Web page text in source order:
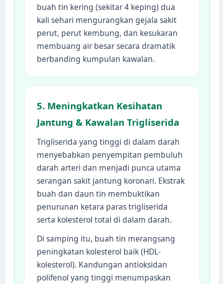
buah tin kering (sekitar 4 keping) dua
kali sehari mengurangkan gejala sakit
perut, perut kembung, dan kesukaran
membuang air besar secara dramatik
berbanding kumpulan kawalan.
5. Meningkatkan Kesihatan
Jantung & Kawalan Trigliserida
Trigliserida yang tinggi di dalam darah
menyebabkan penyempitan pembuluh
darah arteri dan menjadi punca utama
serangan sakit jantung koronari. Ekstrak
buah dan daun tin membuktikan
penurunan ketara paras trigliserida
serta kolesterol total di dalam darah.
Di samping itu, buah tin merangsang
peningkatan kolesterol baik (HDL-
kolesterol). Kandungan antioksidan
polifenol yang tinggi menumpaskan